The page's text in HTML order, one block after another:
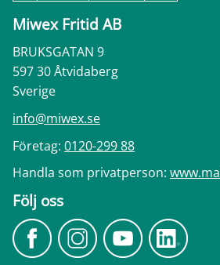
Miwex Fritid AB
BRUKSGATAN 9
597 30 Åtvidaberg
Sverige
info@miwex.se
Företag: 0120-299 88
Handla som privatperson:
Följ oss